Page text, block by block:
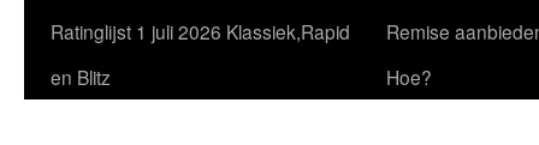
Ratinglijst 1 juli 2026 Klassiek,Rapid
en Blitz
Remise
Hoe?